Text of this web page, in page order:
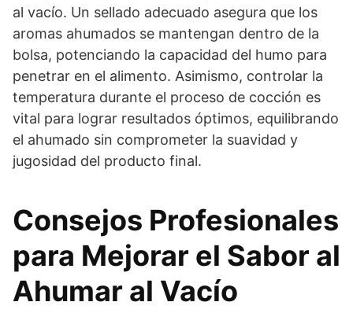
al vacío. Un sellado adecuado asegura que los
aromas ahumados se mantengan dentro de la
bolsa, potenciando la capacidad del humo para
penetrar en el alimento. Asimismo, controlar la
temperatura durante el proceso de cocción es
vital para lograr resultados óptimos, equilibrando
el ahumado sin comprometer la suavidad y
jugosidad del producto final.
Consejos Profesionales
para Mejorar el Sabor al
Ahumar al Vacío